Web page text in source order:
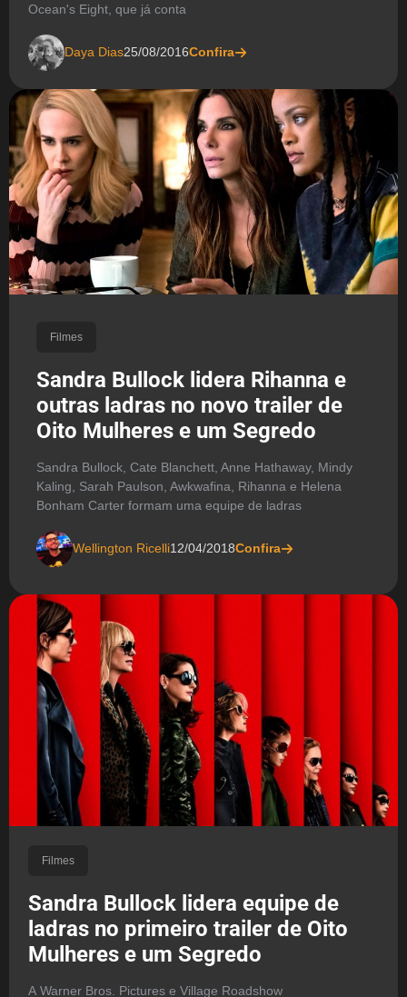
Ocean's Eight, que já conta
Daya Dias25/08/2016Confira
Filmes
Sandra Bullock lidera Rihanna e
outras ladras no novo trailer de
Oito Mulheres e um Segredo
Sandra Bullock, Cate Blanchett, Anne Hathaway, Mindy
Kaling, Sarah Paulson, Awkwafina, Rihanna e Helena
Bonham Carter formam uma equipe de ladras
Wellington Ricelli12/04/2018Confira
Filmes
Sandra Bullock lidera equipe de
ladras no primeiro trailer de Oito
Mulheres e um Segredo
A Warner Bros. Pictures e Village Roadshow